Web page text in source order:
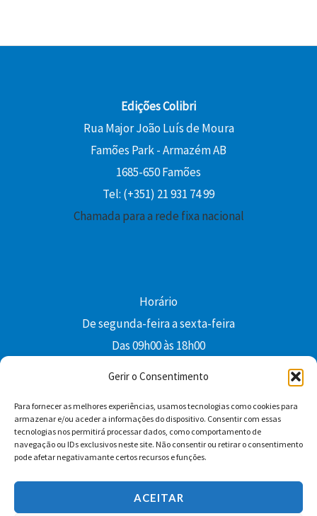
Gerir o Consentimento
Para fornecer as melhores experiências, usamos tecnologias como cookies para
armazenar e/ou aceder a informações do dispositivo. Consentir com essas
tecnologias nos permitirá processar dados, como comportamento de
navegação ou IDs exclusivos neste site. Não consentir ou retirar o consentimento
pode afetar negativamante certos recursos e funções.
ACEITAR
Edições Colibri
Rua Major João Luís de Moura
Famões Park - Armazém AB
1685-650 Famões
Tel: (+351) 21 931 74 99
Chamada para a rede fixa nacional
Horário
De segunda-feira a sexta-feira
Das 09h00 às 18h00
Facebook YouTube Instagram
Whatsapp
Condições Gerais de Venda